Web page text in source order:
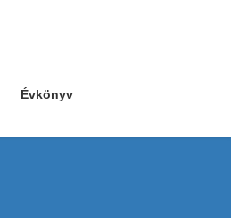
Évkönyv